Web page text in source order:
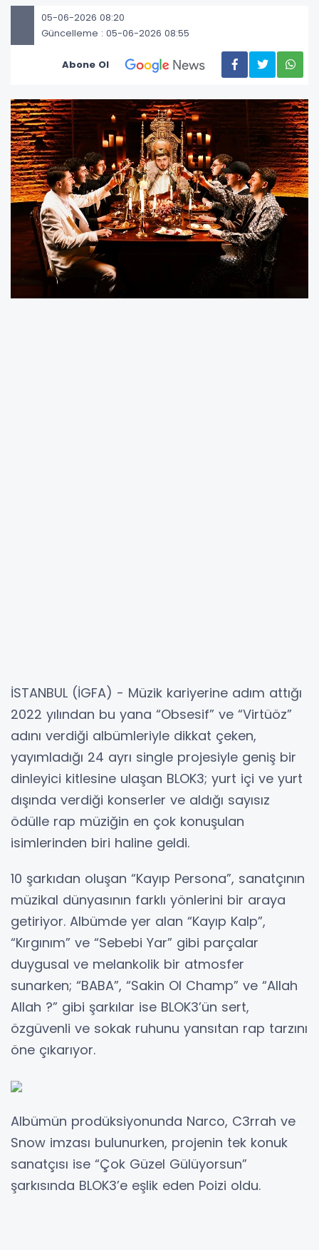
05-06-2026 08:20
Güncelleme : 05-06-2026 08:55
Abone Ol
İSTANBUL (İGFA) - Müzik kariyerine adım attığı
2022 yılından bu yana “Obsesif” ve “Virtüöz”
adını verdiği albümleriyle dikkat çeken,
yayımladığı 24 ayrı single projesiyle geniş bir
dinleyici kitlesine ulaşan BLOK3; yurt içi ve yurt
dışında verdiği konserler ve aldığı sayısız
ödülle rap müziğin en çok konuşulan
isimlerinden biri haline geldi.
10 şarkıdan oluşan “Kayıp Persona”, sanatçının
müzikal dünyasının farklı yönlerini bir araya
getiriyor. Albümde yer alan “Kayıp Kalp”,
“Kırgınım” ve “Sebebi Yar” gibi parçalar
duygusal ve melankolik bir atmosfer
sunarken; “BABA”, “Sakin Ol Champ” ve “Allah
Allah ?” gibi şarkılar ise BLOK3’ün sert,
özgüvenli ve sokak ruhunu yansıtan rap tarzını
öne çıkarıyor.
Albümün prodüksiyonunda Narco, C3rrah ve
Snow imzası bulunurken, projenin tek konuk
sanatçısı ise “Çok Güzel Gülüyorsun”
şarkısında BLOK3’e eşlik eden Poizi oldu.